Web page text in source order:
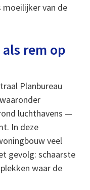
van de
rem op
Planbureau
luchthavens —
In deze
veel
gevolg: schaarste
waar de